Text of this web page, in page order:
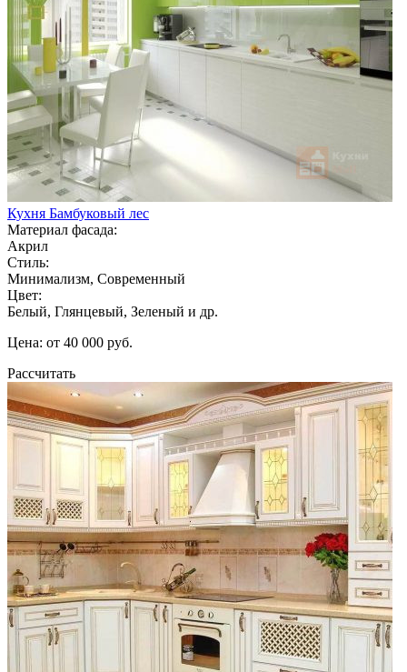
Кухня Бамбуковый лес
Материал фасада:
Акрил
Стиль:
Минимализм, Современный
Цвет:
Белый, Глянцевый, Зеленый и др.
Цена: от 40 000 руб.
Рассчитать